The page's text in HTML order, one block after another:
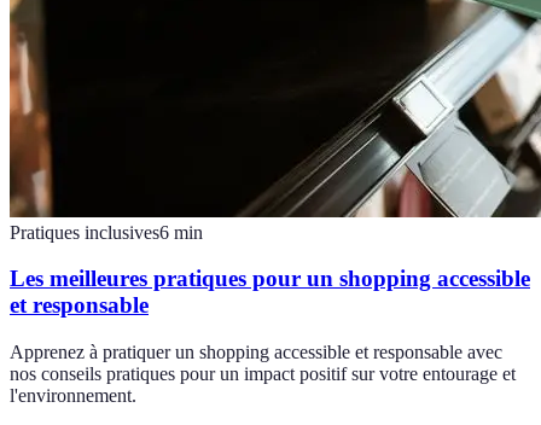
Pratiques inclusives6 min
Les meilleures pratiques pour un shopping accessible
et responsable
Apprenez à pratiquer un shopping accessible et responsable avec
nos conseils pratiques pour un impact positif sur votre entourage et
l'environnement.